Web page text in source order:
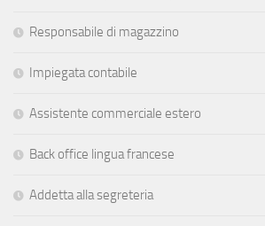
Responsabile di magazzino
Impiegata contabile
Assistente commerciale estero
Back office lingua francese
Addetta alla segreteria